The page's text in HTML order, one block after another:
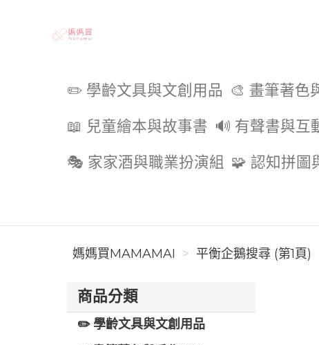
✏️ 學齡文具與文創用品 🎨 畫筆著色
📖 兒童繪本與故事書 🔊 有聲書與互
🎭 家家酒與職業扮演組 🧩 認知拼圖
媽媽買MAMAMAI 平衡企鵝搜尋 (第1頁)
商品分類
✏️ 學齡文具與文創用品